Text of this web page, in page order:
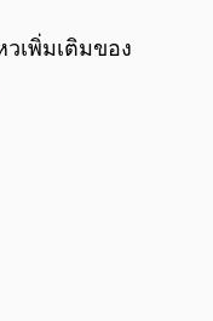
เพิ่มเติมของ